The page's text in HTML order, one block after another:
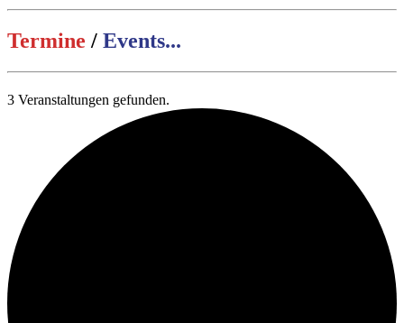
Termine / Events...
3 Veranstaltungen gefunden.